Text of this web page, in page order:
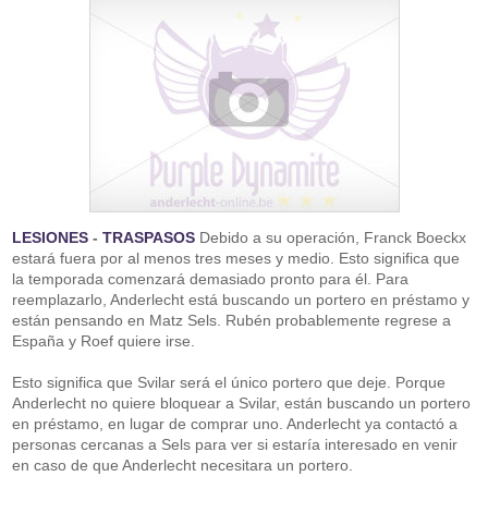
LESIONES -TRASPASOS Debido a su operación, Franck Boeckx
estará fuera por al menos tres meses y medio. Esto significa que
la temporada comenzará demasiado pronto para él. Para
reemplazarlo, Anderlecht está buscando un portero en préstamo y
están pensando en Matz Sels. Rubén probablemente regrese a
España y Roef quiere irse.
Esto significa que Svilar será el único portero que deje. Porque
Anderlecht no quiere bloquear a Svilar, están buscando un portero
en préstamo, en lugar de comprar uno. Anderlecht ya contactó a
personas cercanas a Sels para ver si estaría interesado en venir
en caso de que Anderlecht necesitara un portero.